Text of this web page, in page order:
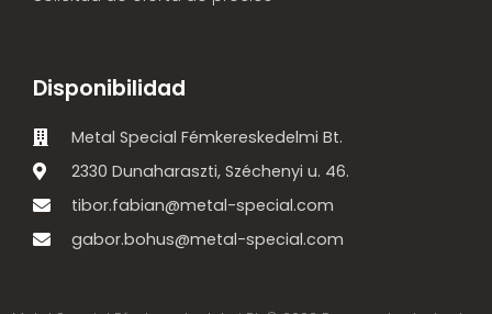
Disponibilidad
Metal Special Fémkereskedelmi Bt.
2330 Dunaharaszti, Széchenyi u. 46.
tibor.fabian@metal-special.com
gabor.bohus@metal-special.com